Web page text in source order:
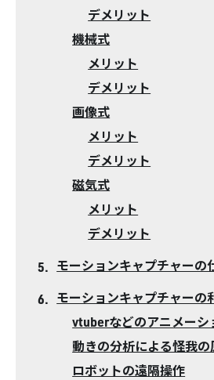
デメリット
機械式
メリット
デメリット
画像式
メリット
デメリット
磁気式
メリット
デメリット
モーションキャプチャーの
モーションキャプチャーの
vtuberなどのアニメーシ
動きの分析による怪我の
ロボットの遠隔操作